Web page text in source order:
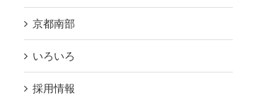
京都南部
いろいろ
採用情報